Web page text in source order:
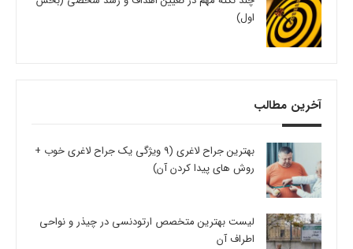
اول)
آخرین مطالب
بهترین جراح لاغری (9 ویژگی یک جراح لاغری خوب +
روش های پیدا کردن آن)
لیست بهترین متخصص ارتودنسی در چیذر و نواحی
اطراف آن